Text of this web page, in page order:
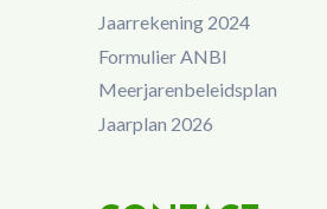
Jaarrekening 2024
Formulier ANBI
Meerjarenbeleidsplan
Jaarplan 2026